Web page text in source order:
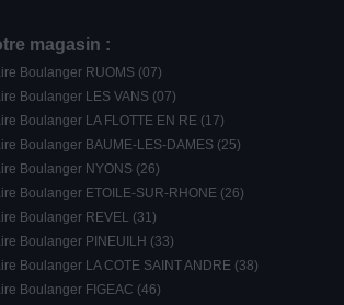
magasin :
Boulanger RUOMS (07)
Boulanger LES VANS (07)
Boulanger LA FLOTTE EN RE (17)
Boulanger BAUME-LES-DAMES (25)
Boulanger NYONS (26)
Boulanger ETOILE-SUR-RHONE (26)
Boulanger REVEL (31)
Boulanger PINEUILH (33)
Boulanger LA COTE SAINT ANDRE (38)
Boulanger FIGEAC (46)